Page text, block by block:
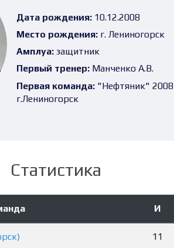
Дата рождения:10.12.2008
Место рождения:г. Лениногорск
Амплуа:защитник
Первый тренер:Манченко А.В.
Первая команда:"Нефтяник" 2008
г.Лениногорск
Статистика
И
11